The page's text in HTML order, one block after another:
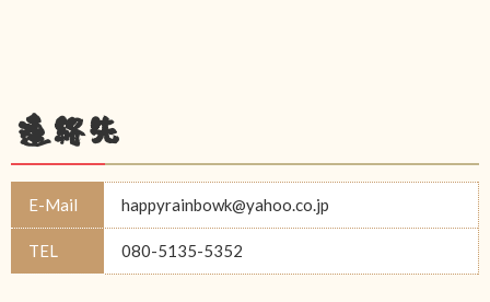
連絡先
E-Mail happyrainbowk@yahoo.co.jp
TEL 080-5135-5352